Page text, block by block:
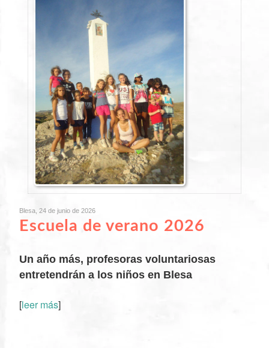
Blesa, 24 de junio de 2026
Escuela de verano 2026
Un año más, profesoras voluntariosas
entretendrán a los niños en Blesa
[leer más]